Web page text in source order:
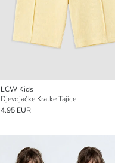
LCW Kids
Djevojačke Kratke Tajice
4.95 EUR